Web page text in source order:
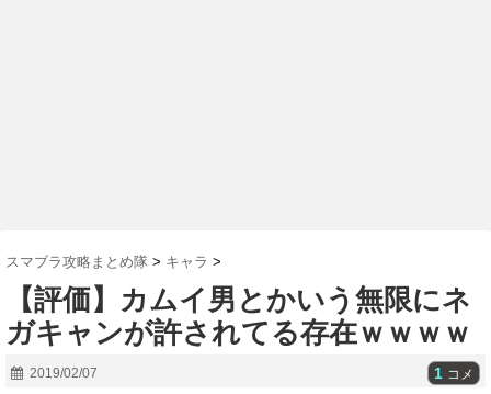
スマブラ攻略まとめ隊 > キャラ >
【評価】カムイ男とかいう無限にネ
ガキャンが許されてる存在ｗｗｗｗ
2019/02/07 1 コメ